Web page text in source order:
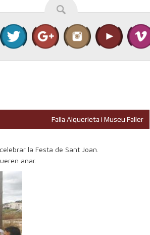
Falla Alquerieta i Museu Faller
la Festa de Sant Joan.
anar.